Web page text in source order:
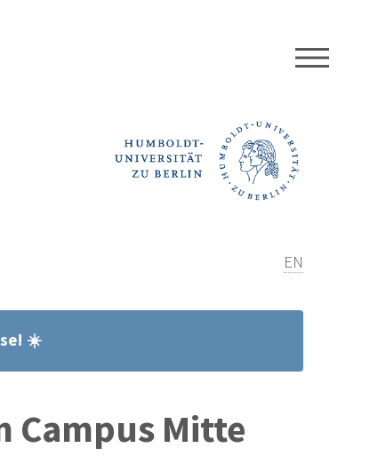
EN
☀️
Campus Mitte